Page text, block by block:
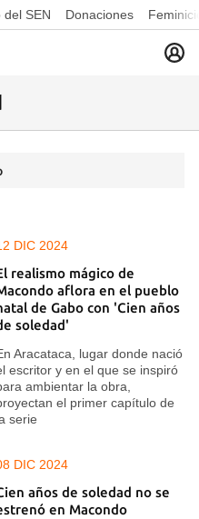
del SEN Donaciones
DIC 2024
realismo mágico de
aflora en el pueblo
de Gabo con 'Cien años
soledad'
Aracataca, lugar donde nació
escritor y en el que se inspiró
ambientar la obra,
el primer capítulo de
serie
DIC 2024
años de soledad no se
en Macondo